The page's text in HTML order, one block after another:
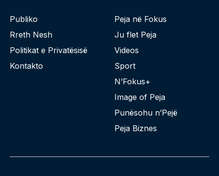
Publiko
Rreth Nesh
Politikat e Privatësisë
Kontakto
Peja në Fokus
Ju flet Peja
Videos
Sport
N’Fokus+
Image of Peja
Punësohu n’Pejë
Peja Biznes